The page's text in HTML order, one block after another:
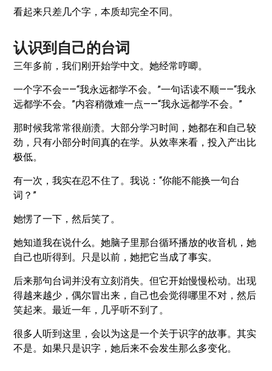
看起来只差几个字，本质却完全不同。
认识到自己的台词
三年多前，我们刚开始学中文。她经常哼唧。
一个字不会——“我永远都学不会。”一句话读不顺——“我永
远都学不会。”内容稍微难一点——“我永远都学不会。”
那时候我常常很崩溃。大部分学习时间，她都在和自己较
劲，只有小部分时间真的在学。从效率来看，投入产出比
极低。
有一次，我实在忍不住了。我说：“你能不能换一句台
词？”
她愣了一下，然后笑了。
她知道我在说什么。她脑子里那台循环播放的收音机，她
自己也听得到。只是以前，她把它当成了事实。
后来那句台词并没有立刻消失。但它开始慢慢松动。出现
得越来越少，偶尔冒出来，自己也会觉得哪里不对，然后
笑起来。最近一年，几乎听不到了。
很多人听到这里，会以为这是一个关于识字的故事。其实
不是。如果只是识字，她后来不会发生那么多变化。